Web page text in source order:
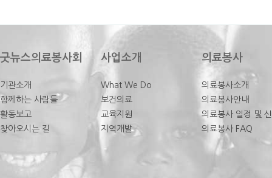
굿뉴스의료봉사회
기관소개
함께하는 사람들
활동보고
찾아오시는 길
사업소개
What We Do
보건의료
교육지원
지역개발
의료봉사
의료봉사소개
의료봉사안내
의료봉사 일정 및
의료봉사 FAQ